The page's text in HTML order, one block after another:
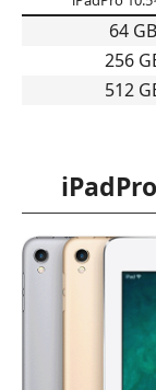
64 GB
256
512